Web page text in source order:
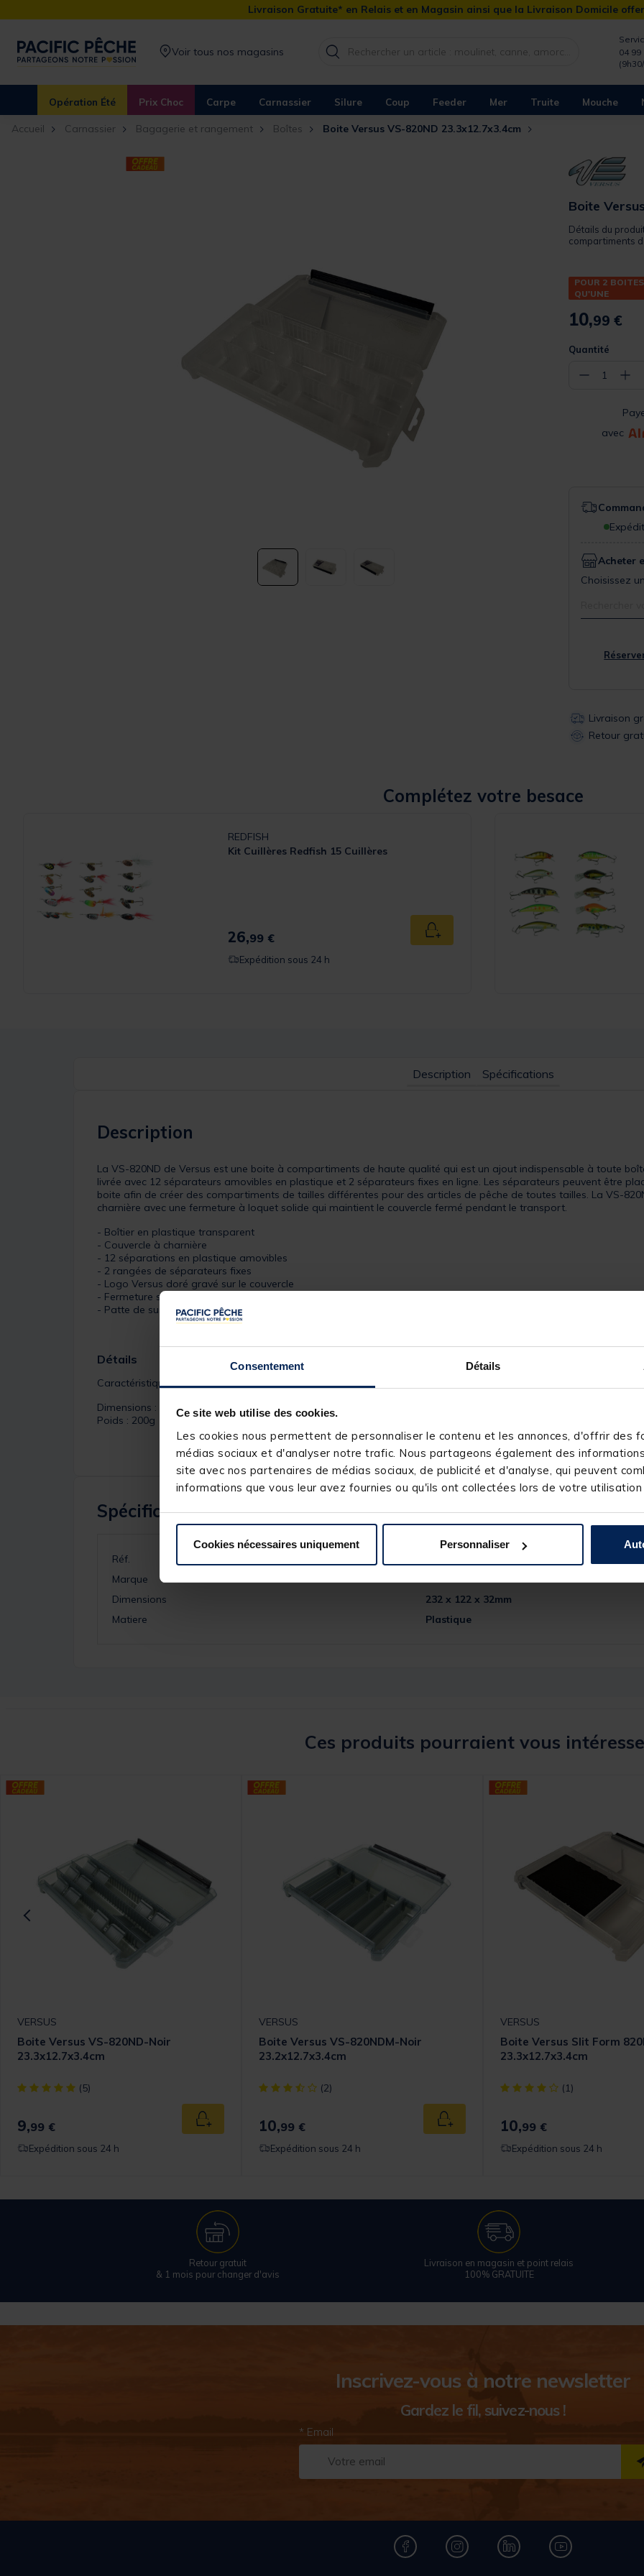
Consentement Détails
Ce site web utilise des cookies.
Les cookies nous permettent de personnaliser le contenu et les annonces, d'offrir des
médias sociaux et d'analyser notre trafic. Nous partageons également des
site avec nos partenaires de médias sociaux, de publicité et d'analyse, qui peuvent
informations que vous leur avez fournies ou qu'ils ont collectées lors de votre
Cookies nécessaires uniquement Personnaliser
Livraison Gratuite* en Relais et en Magasin ainsi que la Livraison Domicile
Voir tous nos magasins
04 99
Opération Été Prix Choc Carpe Carnassier Silure Coup Feeder Mer Truite Mouche
Accueil Carnassier Bagagerie et rangement Boîtes Boite Versus VS-820ND 23.3x12.7x3.4cm
Boite
Détails du
compartiments
POUR 2
QU'UNE
10,99 €
Quantité
− 1 +
avec
Acheter
Choisissez
Livraison
Retour
Complétez votre besace
REDFISH
Kit Cuillères Redfish 15 Cuillères
26,99 € Ajouter au panier
Expédition sous 24 h
Description Spécifications
Description
La VS-820ND de Versus est une boite à compartiments de haute qualité qui est un ajout indispensable à toute
livrée avec 12 séparateurs amovibles en plastique et 2 séparateurs fixes en ligne. Les séparateurs peuvent être
boite afin de créer des compartiments de tailles différentes pour des articles de pêche de toutes tailles. La VS-
charnière avec une fermeture à loquet solide qui maintient le couvercle fermé pendant le transport.
- Boîtier en plastique transparent
- Couvercle à charnière
- 12 séparations en plastique amovibles
- 2 rangées de séparateurs fixes
- Logo Versus doré gravé sur le couvercle
- Fermeture sécurisée par loquet en plastique
- Patte de suspension en plastique amovible
Détails
Caractéristiques de laVS820ND:
Dimensions : 233x127x34mm
Poids : 200g
Spécifications
Réf.
Marque
VERSUS
Dimensions
232 x 122 x 32mm
Matiere
Plastique
Ces produits pourraient vous
panier
VERSUS
Boite Versus VS-820ND-Noir
23.3x12.7x3.4cm
[object Object] out of 5 Customer Rating
(5)
9,99 € Ajouter au panier
Expédition sous 24 h
VERSUS
Boite Versus VS-820NDM-Noir
23.2x12.7x3.4cm
[object Object] out of 5 Customer Rating
(2)
10,99 € Ajouter au panier
Expédition sous 24 h
VERSUS
Boite Versus Slit Form
23.3x12.7x3.4cm
[object Object] out of 5
(1)
10,99 €
Expédition sous 24 h
Retour gratuit
& 1 mois pour changer d'avis
Livraison en magasin et point relais
100% GRATUITE
Inscrivez-vous à notre newsletter
Gardez le fil, suivez-nous !
* Email